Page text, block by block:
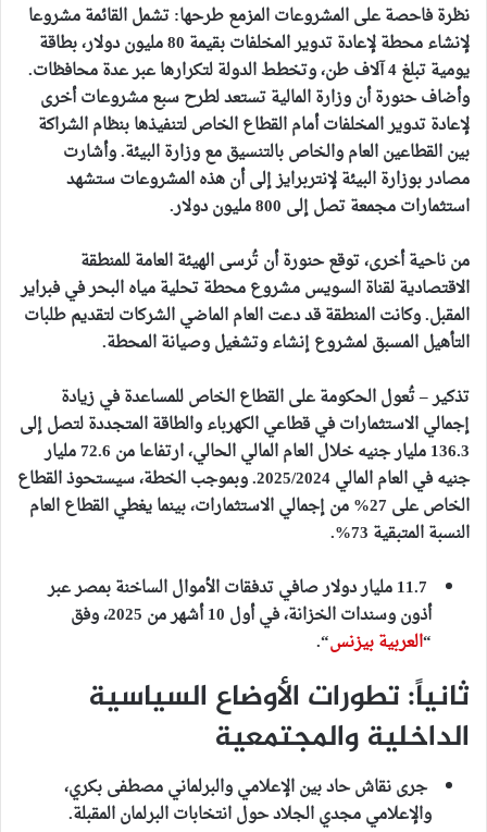
نظرة فاحصة على المشروعات المزمع طرحها: تشمل القائمة مشروعا
لإنشاء محطة لإعادة تدوير المخلفات بقيمة 80 مليون دولار، بطاقة
يومية تبلغ 4 آلاف طن، وتخطط الدولة لتكرارها عبر عدة محافظات.
وأضاف حنورة أن وزارة المالية تستعد لطرح سبع مشروعات أخرى
لإعادة تدوير المخلفات أمام القطاع الخاص لتنفيذها بنظام الشراكة
بين القطاعين العام والخاص بالتنسيق مع وزارة البيئة. وأشارت
مصادر بوزارة البيئة لإنتربرايز إلى أن هذه المشروعات ستشهد
استثمارات مجمعة تصل إلى 800 مليون دولار.
من ناحية أخرى، توقع حنورة أن تُرسى الهيئة العامة للمنطقة
الاقتصادية لقناة السويس مشروع محطة تحلية مياه البحر في فبراير
المقبل. وكانت المنطقة قد دعت العام الماضي الشركات لتقديم طلبات
التأهيل المسبق لمشروع إنشاء وتشغيل وصيانة المحطة.
تذكير – تُعول الحكومة على القطاع الخاص للمساعدة في زيادة
إجمالي الاستثمارات في قطاعي الكهرباء والطاقة المتجددة لتصل إلى
136.3 مليار جنيه خلال العام المالي الحالي، ارتفاعا من 72.6 مليار
جنيه في العام المالي 2025/2024. وبموجب الخطة، سيستحوذ القطاع
الخاص على 27% من إجمالي الاستثمارات، بينما يغطي القطاع العام
النسبة المتبقية 73%.
11.7 مليار دولار صافي تدفقات الأموال الساخنة بمصر عبر
أذون وسندات الخزانة، في أول 10 أشهر من 2025، وفق
“العربية بيزنس“.
ثانياً: تطورات الأوضاع السياسية
الداخلية والمجتمعية
جرىنقاش حاد بين الإعلامي والبرلماني مصطفى بكري،
والإعلامي مجدي الجلاد حول انتخابات البرلمان المقبلة.